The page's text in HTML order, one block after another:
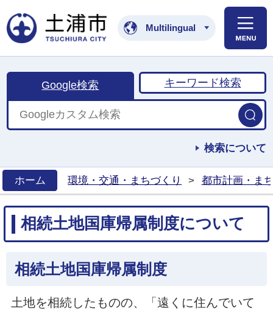
土浦市公式ホームペ
Multilingual
Google検索 キーワード検索
検索について
ホーム
環境・交通・まちづくり > 都市計画・ま
相続土地国庫帰属制度について
相続土地国庫帰属制度
土地を相続したものの、「遠くに住んでいて